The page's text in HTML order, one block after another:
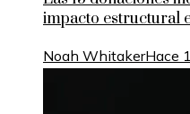
impacto estructural
Noah WhitakerHace